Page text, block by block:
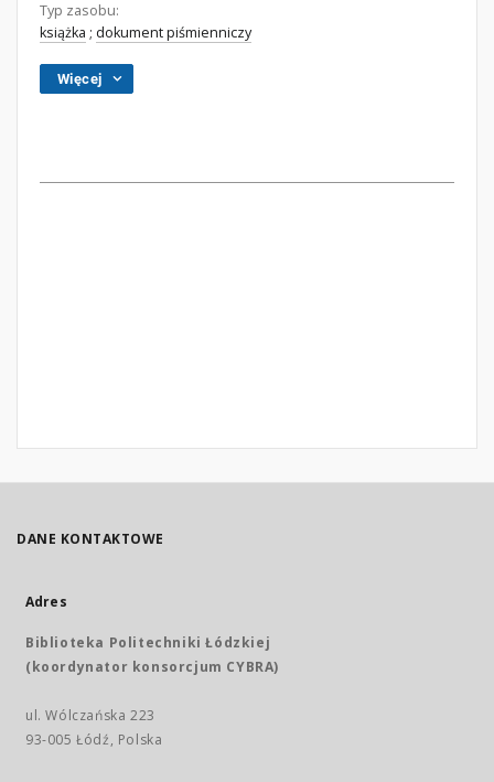
Typ zasobu:
książka ; dokument piśmienniczy
Więcej
DANE KONTAKTOWE
Adres
Biblioteka Politechniki Łódzkiej
(koordynator konsorcjum CYBRA)
ul. Wólczańska 223
93-005 Łódź, Polska